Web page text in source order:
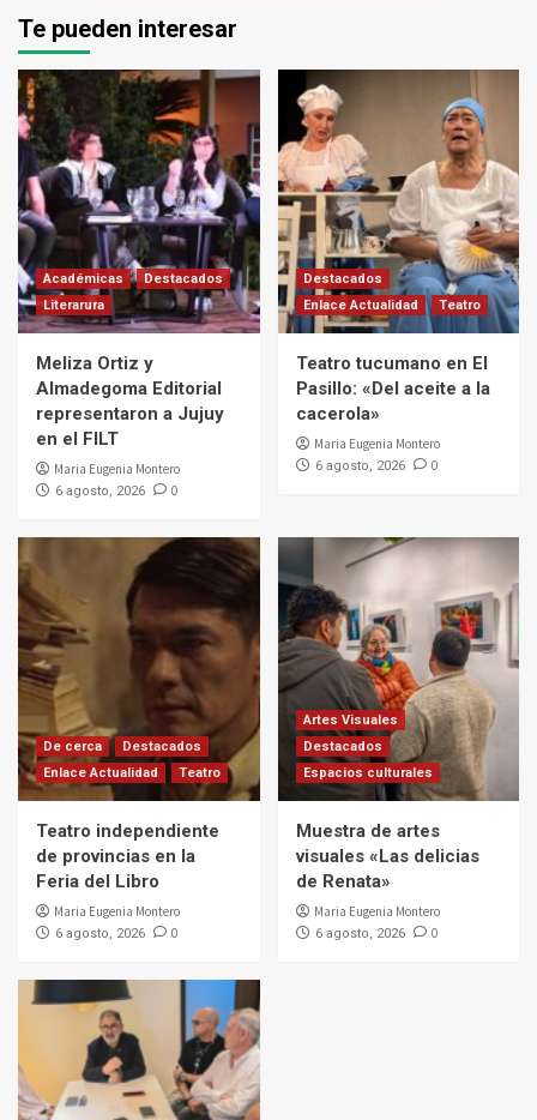
Te pueden interesar
Académicas
Destacados
Literarura
Meliza Ortiz y
Almadegoma Editorial
representaron a Jujuy
en el FILT
Maria Eugenia Montero
6 agosto, 2026 0
Destacados
Enlace Actualidad
Teatro
Teatro tucumano en El
Pasillo: «Del aceite a la
cacerola»
Maria Eugenia Montero
6 agosto, 2026 0
De cerca
Destacados
Enlace Actualidad
Teatro
Teatro independiente
de provincias en la
Feria del Libro
Maria Eugenia Montero
6 agosto, 2026 0
Artes Visuales
Destacados
Espacios culturales
Muestra de artes
visuales «Las delicias
de Renata»
Maria Eugenia Montero
6 agosto, 2026 0